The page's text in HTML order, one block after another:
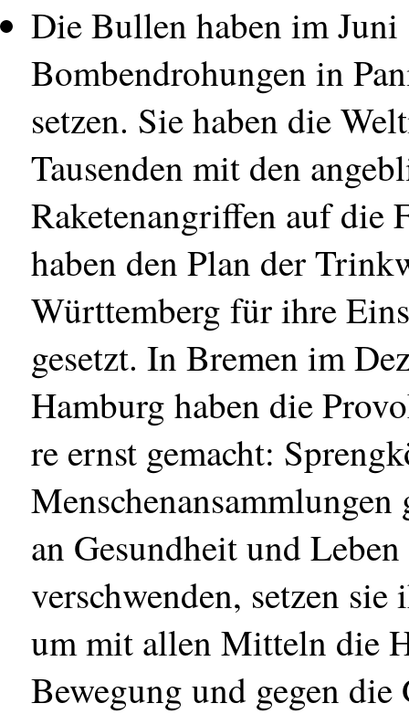
Die Bullen haben im
Bombendrohungen in
setzen. Sie haben die
Tausenden mit den
Raketenangriffen auf die
haben den Plan der
Württemberg für ihre
gesetzt. In Bremen im
Hamburg haben die
re ernst gemacht:
an Gesundheit und
verschwenden, setzen
um mit allen Mitteln die
Bewegung und gegen